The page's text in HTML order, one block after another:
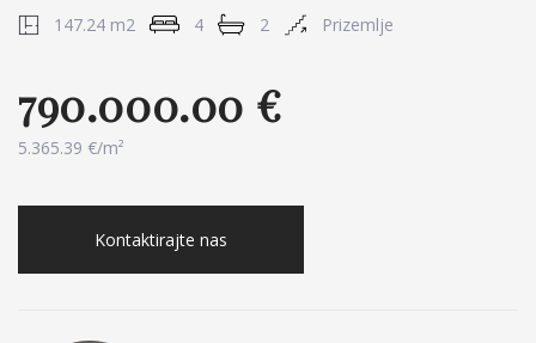
147.24 m2 4 2 Prizemlje
790.000.00 €
5.365.39 €/m²
Kontaktirajte nas